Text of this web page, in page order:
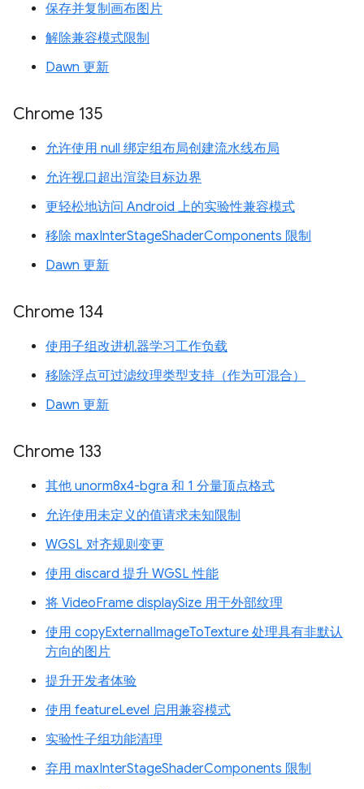
保存并复制画布图片
解除兼容模式限制
Dawn 更新
Chrome 135
允许使用 null 绑定组布局创建流水线布局
允许视口超出渲染目标边界
更轻松地访问 Android 上的实验性兼容模式
移除 maxInterStageShaderComponents 限制
Dawn 更新
Chrome 134
使用子组改进机器学习工作负载
移除浮点可过滤纹理类型支持（作为可混合）
Dawn 更新
Chrome 133
其他 unorm8x4-bgra 和 1 分量顶点格式
允许使用未定义的值请求未知限制
WGSL 对齐规则变更
使用 discard 提升 WGSL 性能
将 VideoFrame displaySize 用于外部纹理
使用 copyExternalImageToTexture 处理具有非默认
方向的图片
提升开发者体验
使用 featureLevel 启用兼容模式
实验性子组功能清理
弃用 maxInterStageShaderComponents 限制